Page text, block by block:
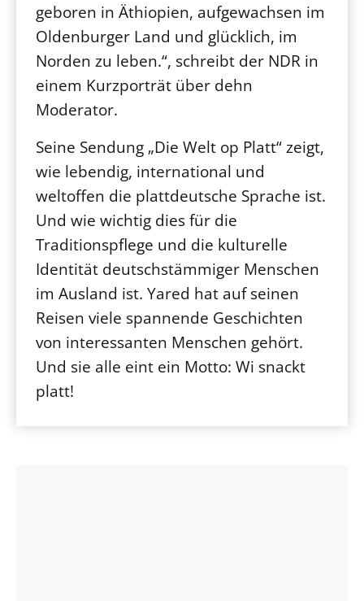
geboren in Äthiopien, aufgewachsen im
Oldenburger Land und glücklich, im
Norden zu leben.“, schreibt der NDR in
einem Kurzporträt über dehn
Moderator.
Seine Sendung „Die Welt op Platt“ zeigt,
wie lebendig, international und
weltoffen die plattdeutsche Sprache ist.
Und wie wichtig dies für die
Traditionspflege und die kulturelle
Identität deutschstämmiger Menschen
im Ausland ist. Yared hat auf seinen
Reisen viele spannende Geschichten
von interessanten Menschen gehört.
Und sie alle eint ein Motto: Wi snackt
platt!